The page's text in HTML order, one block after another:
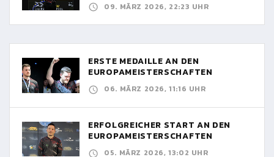
09. MÄRZ 2026, 22:23 UHR
ERSTE MEDAILLE AN DEN
EUROPAMEISTERSCHAFTEN
06. MÄRZ 2026, 11:16 UHR
ERFOLGREICHER START AN DEN
EUROPAMEISTERSCHAFTEN
05. MÄRZ 2026, 13:02 UHR